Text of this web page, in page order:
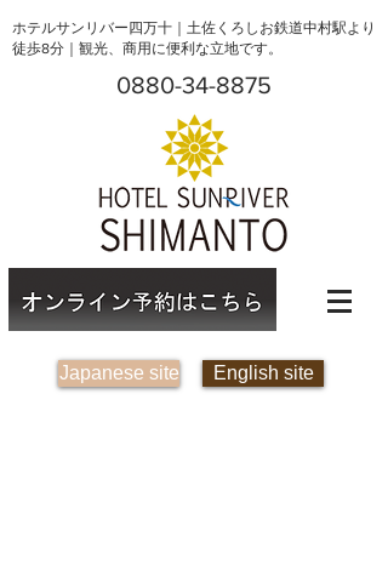
ホテルサンリバー四万十｜土佐くろしお鉄道中村駅より
徒歩8分｜観光、商用に便利な立地です。
0880-34-8875
Japanese site English site